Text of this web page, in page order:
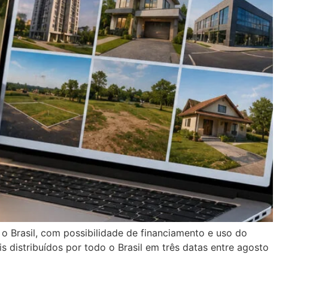
Brasil, com possibilidade de financiamento e uso do
distribuídos por todo o Brasil em três datas entre agosto